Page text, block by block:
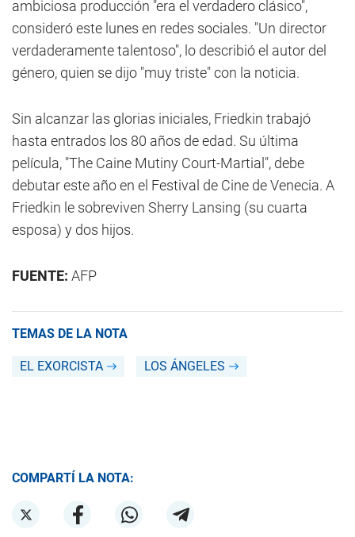
ambiciosa producción "era el verdadero clásico",
consideró este lunes en redes sociales. "Un director
verdaderamente talentoso", lo describió el autor del
género, quien se dijo "muy triste" con la noticia.
Sin alcanzar las glorias iniciales, Friedkin trabajó
hasta entrados los 80 años de edad. Su última
película, "The Caine Mutiny Court-Martial", debe
debutar este año en el Festival de Cine de Venecia. A
Friedkin le sobreviven Sherry Lansing (su cuarta
esposa) y dos hijos.
FUENTE: AFP
TEMAS DE LA NOTA
EL EXORCISTA LOS ÁNGELES
COMPARTÍ LA NOTA: